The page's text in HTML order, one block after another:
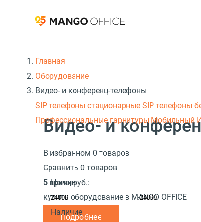
Главная
Оборудование
Видео- и конференц-телефоны
SIP телефоны стационарные SIP телефоны
Профессиональные гарнитуры Мобильный
Видео- и
В избранном 0 товаров
Сравнить 0 товаров
Цена, руб.:
-
Наличие
5 причин
купить оборудование в MANGO OFFICE
Подробнее